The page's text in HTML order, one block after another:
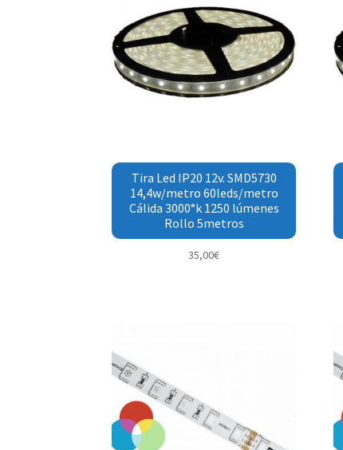
Tira Led IP20 12v. SMD5730
14,4w/metro 60leds/metro
Cálida 3000°k 1250 lúmenes
Rollo 5metros
35,00€